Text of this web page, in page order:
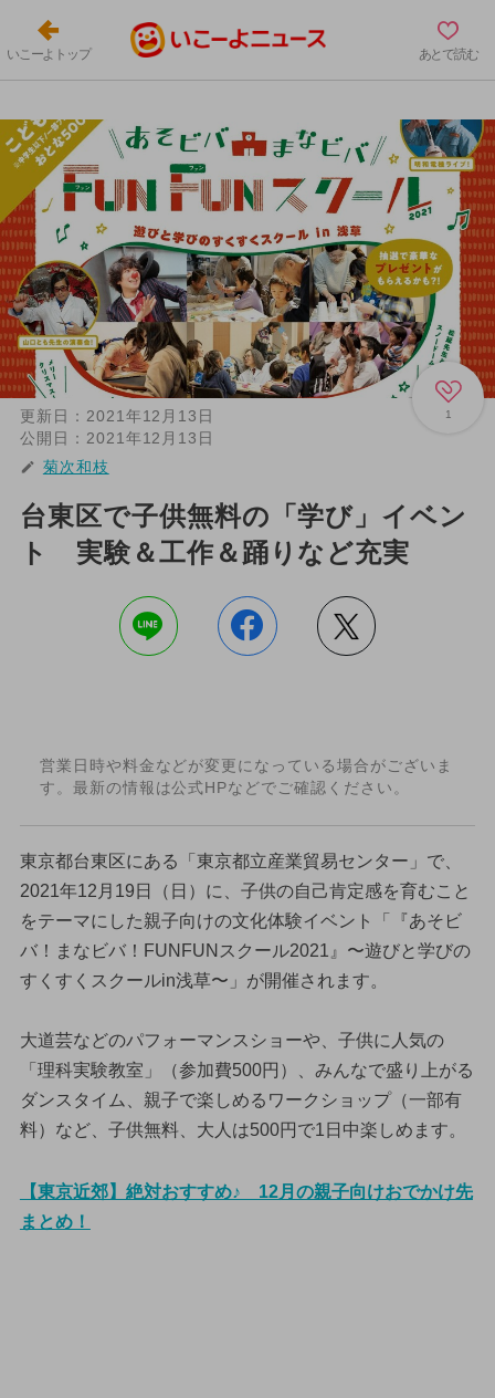
いこーよトップ あとで読む
1
更新日： 2021年12月13日
公開日： 2021年12月13日
菊次和枝
台東区で子供無料の「学び」イベン
ト 実験＆工作＆踊りなど充実
営業日時や料金などが変更になっている場合がございま
す。最新の情報は公式HPなどでご確認ください。
東京都台東区にある「東京都立産業貿易センター」で、
2021年12月19日（日）に、子供の自己肯定感を育むこと
をテーマにした親子向けの文化体験イベント「『あそビ
バ！まなビバ！FUNFUNスクール2021』〜遊びと学びの
すくすくスクールin浅草〜」が開催されます。
大道芸などのパフォーマンスショーや、子供に人気の
「理科実験教室」（参加費500円）、みんなで盛り上がる
ダンスタイム、親子で楽しめるワークショップ（一部有
料）など、子供無料、大人は500円で1日中楽しめます。
【東京近郊】絶対おすすめ♪ 12月の親子向けおでかけ先
まとめ！